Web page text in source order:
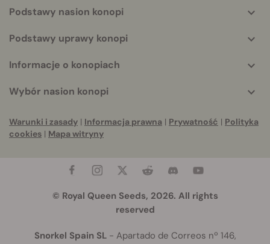
Podstawy nasion konopi
Podstawy uprawy konopi
Informacje o konopiach
Wybór nasion konopi
Warunki i zasady | Informacja prawna | Prywatność | Polityka
cookies | Mapa witryny
© Royal Queen Seeds, 2026. All rights
reserved
Snorkel Spain SL- Apartado de Correos nº 146,